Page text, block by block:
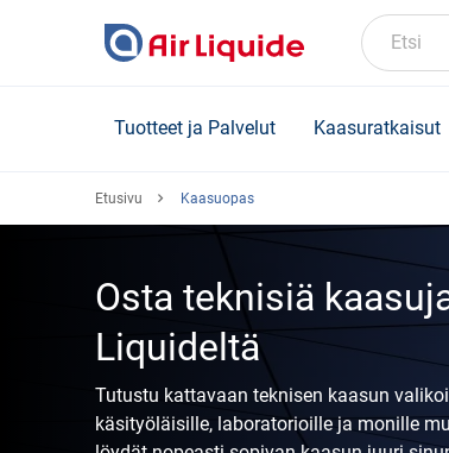
Etsi
Tuotteet ja Palvelut Kaasuratkaisut
Etusivu Kaasuopas
Osta teknisiä
Liquideltä
Tutustu kattavaan teknisen kaasun
käsityöläisille, laboratorioille ja monille